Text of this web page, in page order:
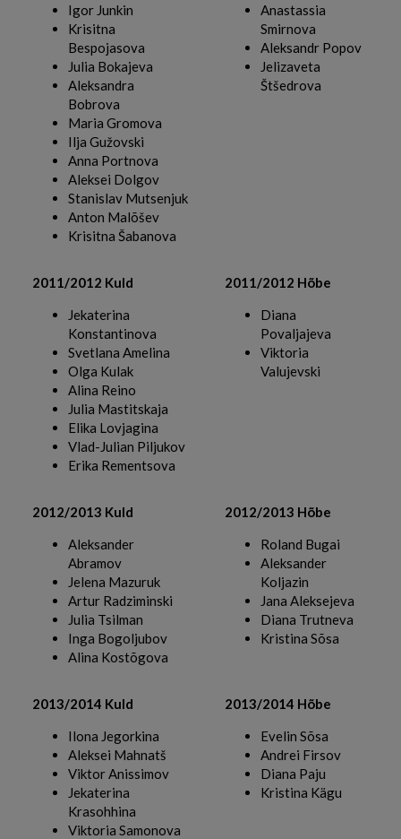
Igor Junkin
Krisitna
Bespojasova
Julia Bokajeva
Aleksandra
Bobrova
Maria Gromova
Ilja Gužovski
Anna Portnova
Aleksei Dolgov
Stanislav Mutsenjuk
Anton Malõšev
Krisitna Šabanova
Anastassia
Smirnova
Aleksandr Popov
Jelizaveta
Štšedrova
2011/2012 Kuld
Jekaterina
Konstantinova
Svetlana Amelina
Olga Kulak
Alina Reino
Julia Mastitskaja
Elika Lovjagina
Vlad-Julian Piljukov
Erika Rementsova
2011/2012 Hõbe
Diana
Povaljajeva
Viktoria
Valujevski
2012/2013 Kuld
Aleksander
Abramov
Jelena Mazuruk
Artur Radziminski
Julia Tsilman
Inga Bogoljubov
Alina Kostõgova
2012/2013 Hõbe
Roland Bugai
Aleksander
Koljazin
Jana Aleksejeva
Diana Trutneva
Kristina Sõsa
2013/2014 Kuld
Ilona Jegorkina
Aleksei Mahnatš
Viktor Anissimov
Jekaterina
Krasohhina
Viktoria Samonova
2013/2014 Hõbe
Evelin Sõsa
Andrei Firsov
Diana Paju
Kristina Kägu